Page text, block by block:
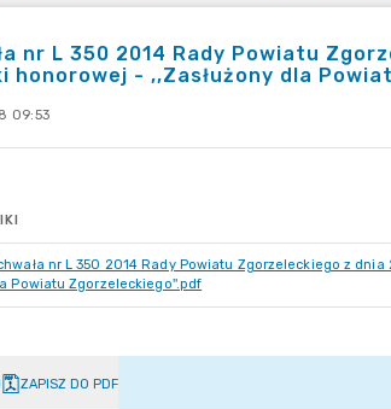
nr L 350 2014 Rady Powiatu
honorowej - ,,Zasłużony dla
09:53
nr L 350 2014 Rady Powiatu Zgorzeleckiego z
Powiatu Zgorzeleckiego''.pdf
ZAPISZ DO PDF